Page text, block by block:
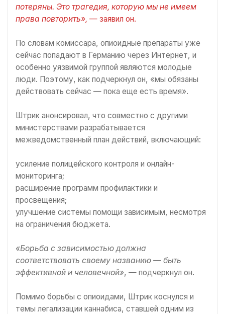
потеряны. Это трагедия, которую мы не имеем
права повторить», — заявил он.
По словам комиссара, опиоидные препараты уже
сейчас попадают в Германию через Интернет, и
особенно уязвимой группой являются молодые
люди. Поэтому, как подчеркнул он, «мы обязаны
действовать сейчас — пока еще есть время».
Штрик анонсировал, что совместно с другими
министерствами разрабатывается
межведомственный план действий, включающий:
усиление полицейского контроля и онлайн-
мониторинга;
расширение программ профилактики и
просвещения;
улучшение системы помощи зависимым, несмотря
на ограничения бюджета.
«Борьба с зависимостью должна
соответствовать своему названию — быть
эффективной и человечной», — подчеркнул он.
Помимо борьбы с опиоидами, Штрик коснулся и
темы легализации каннабиса, ставшей одним из